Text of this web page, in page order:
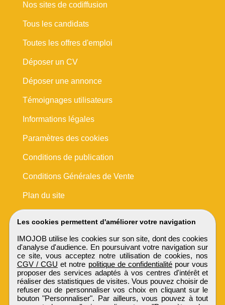
Les cookies permettent d'améliorer votre navigation
IMOJOB utilise les cookies sur son site, dont des cookies
d'analyse d'audience. En poursuivant votre navigation sur
ce site, vous acceptez notre utilisation de cookies, nos
CGV / CGU et notre politique de confidentialité pour vous
proposer des services adaptés à vos centres d'intérêt et
réaliser des statistiques de visites. Vous pouvez choisir de
refuser ou de personnaliser vos choix en cliquant sur le
bouton "Personnaliser". Par ailleurs, vous pouvez à tout
Nos sites de codiffusion
Tous les candidats
Toutes les offres d'emploi
Déposer un CV
Déposer une annonce
Témoignages utilisateurs
Informations légales
Paramètres des cookies
Conditions de publication
Conditions Générales de Vente
Plan du site